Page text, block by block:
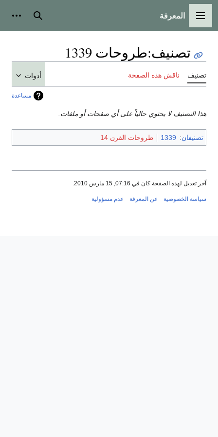
القائمة الرئيسية
المعرفة بحث
تصنيف:طروحات 1339
تصنيف ناقش هذه الصفحة أدوات
مساعدة
هذا التصنيف لا يحتوي حالياً على أي صفحات أو ملفات.
تصنيفان:
1339 طروحات القرن 14
آخر تعديل لهذه الصفحة كان في 07:16, 15 مارس 2010.
سياسة الخصوصية عن المعرفة عدم مسؤولية